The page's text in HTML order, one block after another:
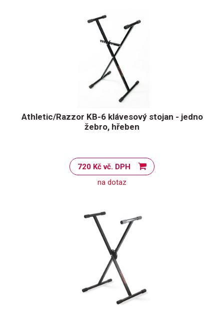
Athletic/Razzor KB-6 klávesový stojan - jedno
žebro, hřeben
720 Kč vč. DPH
na dotaz